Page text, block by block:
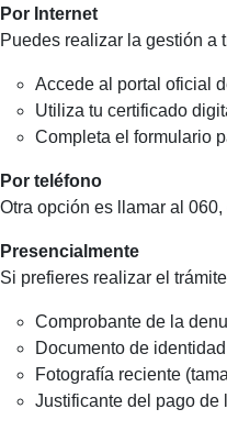
Por Internet
Puedes realizar la gestión a
Accede al portal oficial
Utiliza tu certificado
Completa el formulario
Por teléfono
Otra opción es llamar al
Presencialmente
Si prefieres realizar el
Comprobante de la
Documento de
Fotografía reciente
Justificante del pago de